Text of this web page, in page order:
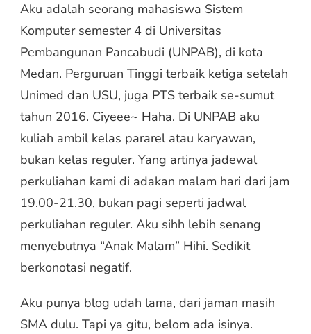
Aku adalah seorang mahasiswa Sistem
Komputer semester 4 di Universitas
Pembangunan Pancabudi (UNPAB), di kota
Medan. Perguruan Tinggi terbaik ketiga setelah
Unimed dan USU, juga PTS terbaik se-sumut
tahun 2016. Ciyeee~ Haha. Di UNPAB aku
kuliah ambil kelas pararel atau karyawan,
bukan kelas reguler. Yang artinya jadewal
perkuliahan kami di adakan malam hari dari jam
19.00-21.30, bukan pagi seperti jadwal
perkuliahan reguler. Aku sihh lebih senang
menyebutnya “Anak Malam” Hihi. Sedikit
berkonotasi negatif.
Aku punya blog udah lama, dari jaman masih
SMA dulu. Tapi ya gitu, belom ada isinya.